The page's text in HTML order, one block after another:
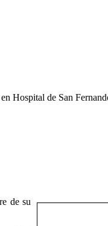
Hospital de San
de su